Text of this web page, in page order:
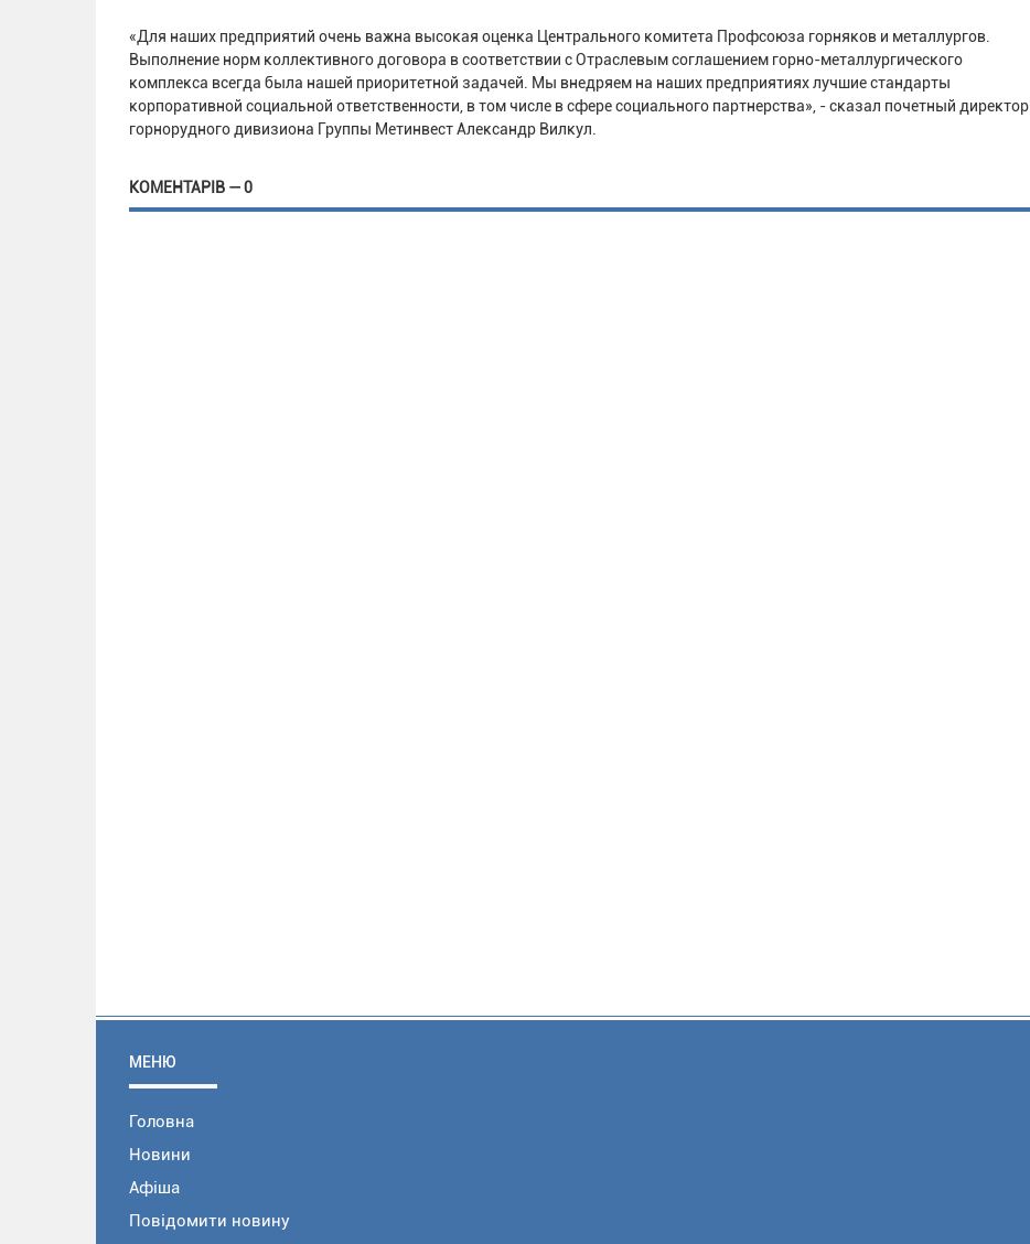
«Для наших предприятий очень важна высокая оценка Центрального комитета Профсоюза горняков и металлургов.
Выполнение норм коллективного договора в соответствии с Отраслевым соглашением горно-металлургического
комплекса всегда была нашей приоритетной задачей. Мы внедряем на наших предприятиях лучшие стандарты
корпоративной социальной ответственности, в том числе в сфере социального партнерства», - сказал почетный директор
горнорудного дивизиона Группы Метинвест Александр Вилкул.
КОМЕНТАРІВ — 0
МЕНЮ
Головна
Новини
Афіша
Повідомити новину